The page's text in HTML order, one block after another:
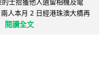
人本月 2 日經港珠澳大橋再
閱讀全文